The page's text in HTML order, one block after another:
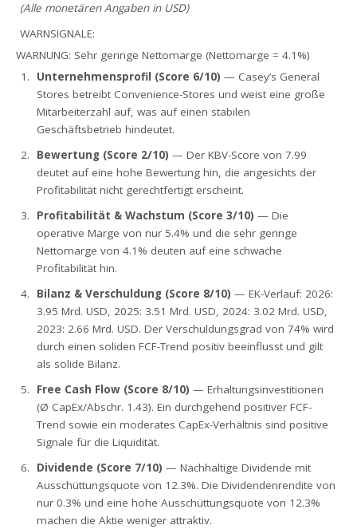
(Alle monetären Angaben in USD)
WARNSIGNALE:
WARNUNG: Sehr geringe Nettomarge (Nettomarge = 4.1%)
Unternehmensprofil (Score 6/10) — Casey’s General
Stores betreibt Convenience-Stores und weist eine große
Mitarbeiterzahl auf, was auf einen stabilen
Geschäftsbetrieb hindeutet.
Bewertung (Score 2/10) — Der KBV-Score von 7.99
deutet auf eine hohe Bewertung hin, die angesichts der
Profitabilität nicht gerechtfertigt erscheint.
Profitabilität & Wachstum (Score 3/10) — Die
operative Marge von nur 5.4% und die sehr geringe
Nettomarge von 4.1% deuten auf eine schwache
Profitabilität hin.
Bilanz & Verschuldung (Score 8/10) — EK-Verlauf: 2026:
3.95 Mrd. USD, 2025: 3.51 Mrd. USD, 2024: 3.02 Mrd. USD,
2023: 2.66 Mrd. USD. Der Verschuldungsgrad von 74% wird
durch einen soliden FCF-Trend positiv beeinflusst und gilt
als solide Bilanz.
Free Cash Flow (Score 8/10) — Erhaltungsinvestitionen
(Ø CapEx/Abschr. 1.43). Ein durchgehend positiver FCF-
Trend sowie ein moderates CapEx-Verhältnis sind positive
Signale für die Liquidität.
Dividende (Score 7/10) — Nachhaltige Dividende mit
Ausschüttungsquote von 12.3%. Die Dividendenrendite von
nur 0.3% und eine hohe Ausschüttungsquote von 12.3%
machen die Aktie weniger attraktiv.